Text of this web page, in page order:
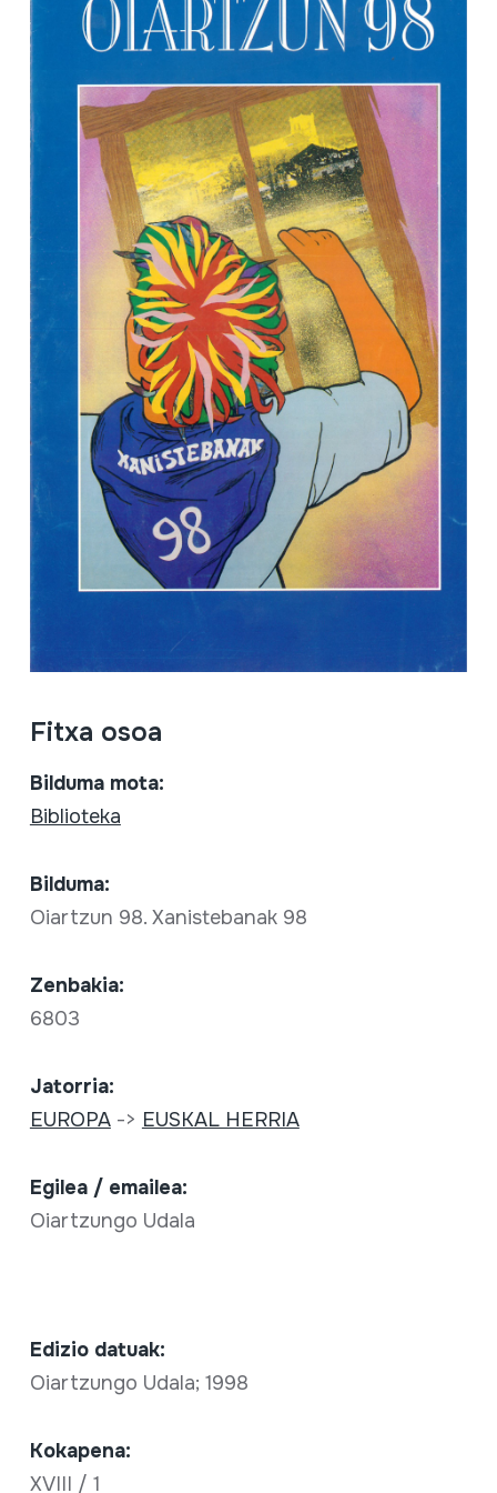
Fitxa osoa
Bilduma mota:
Biblioteka
Bilduma:
Oiartzun 98. Xanistebanak 98
Zenbakia:
6803
Jatorria:
EUROPA-> EUSKAL HERRIA
Egilea / emailea:
Oiartzungo Udala
Edizio datuak:
Oiartzungo Udala; 1998
Kokapena:
XVIII / 1